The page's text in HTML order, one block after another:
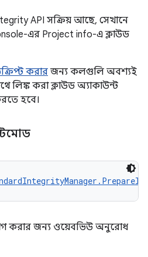
API সক্রিয় আছে, সেখানে
এর Project info-এ ক্লাউড
করার জন্য কলগুলি অবশ্যই
লিঙ্ক করা ক্লাউড অ্যাকাউন্ট
হবে।
করার জন্য ওয়েবভিউ অনুরোধ